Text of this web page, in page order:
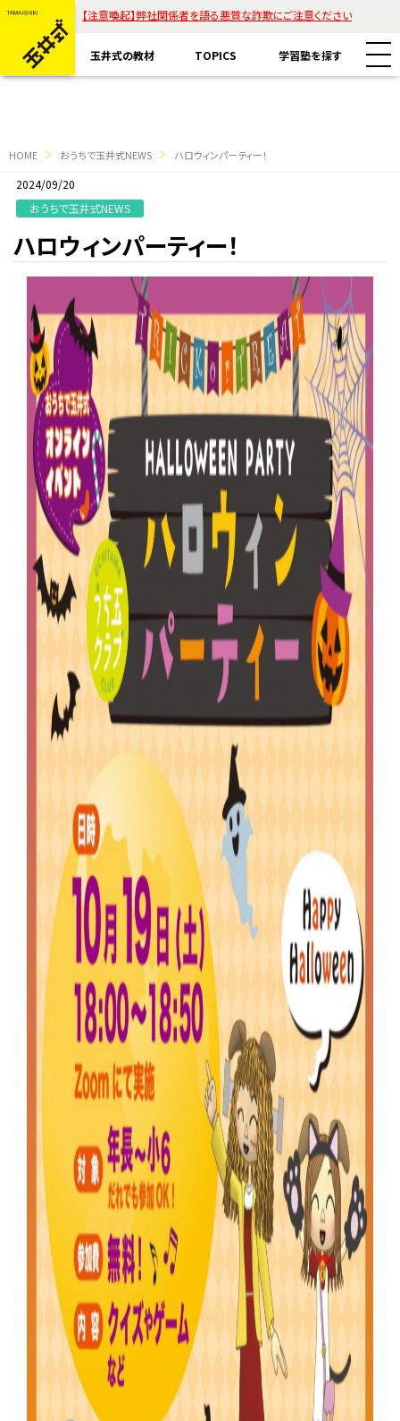
【注意喚起】弊社関係者を語る悪質な詐欺にご注意ください
玉井式の教材 TOPICS 学習塾を探す
教材一覧
玉井式国語的算数教室
玉井式国語的理科教室
魔法の国語
ASOBI AAA+
KIWAMI AAA+ 図形の極
KIWAMI AAA+ 数の極
KIWAMI AAA+ 中学生の 図形の極
KIWAMI AAA+ 中学生の 代数の極
KIWAMI AAA+ 数学の悟
Eeそろばん
玉井式の挑戦
代表挨拶
保護者様のお声
すべて
コラム「才能は家庭教育で開花する」
ご注意ください
ホッと一息
メディア掲載
全国の玉井式
海外での挑戦
開講のお知らせ
エリアから探す
リストから探す
HOME おうちで玉井式NEWS ハロウィンパーティー！
2024/09/20
おうちで玉井式NEWS
ハロウィンパーティー！